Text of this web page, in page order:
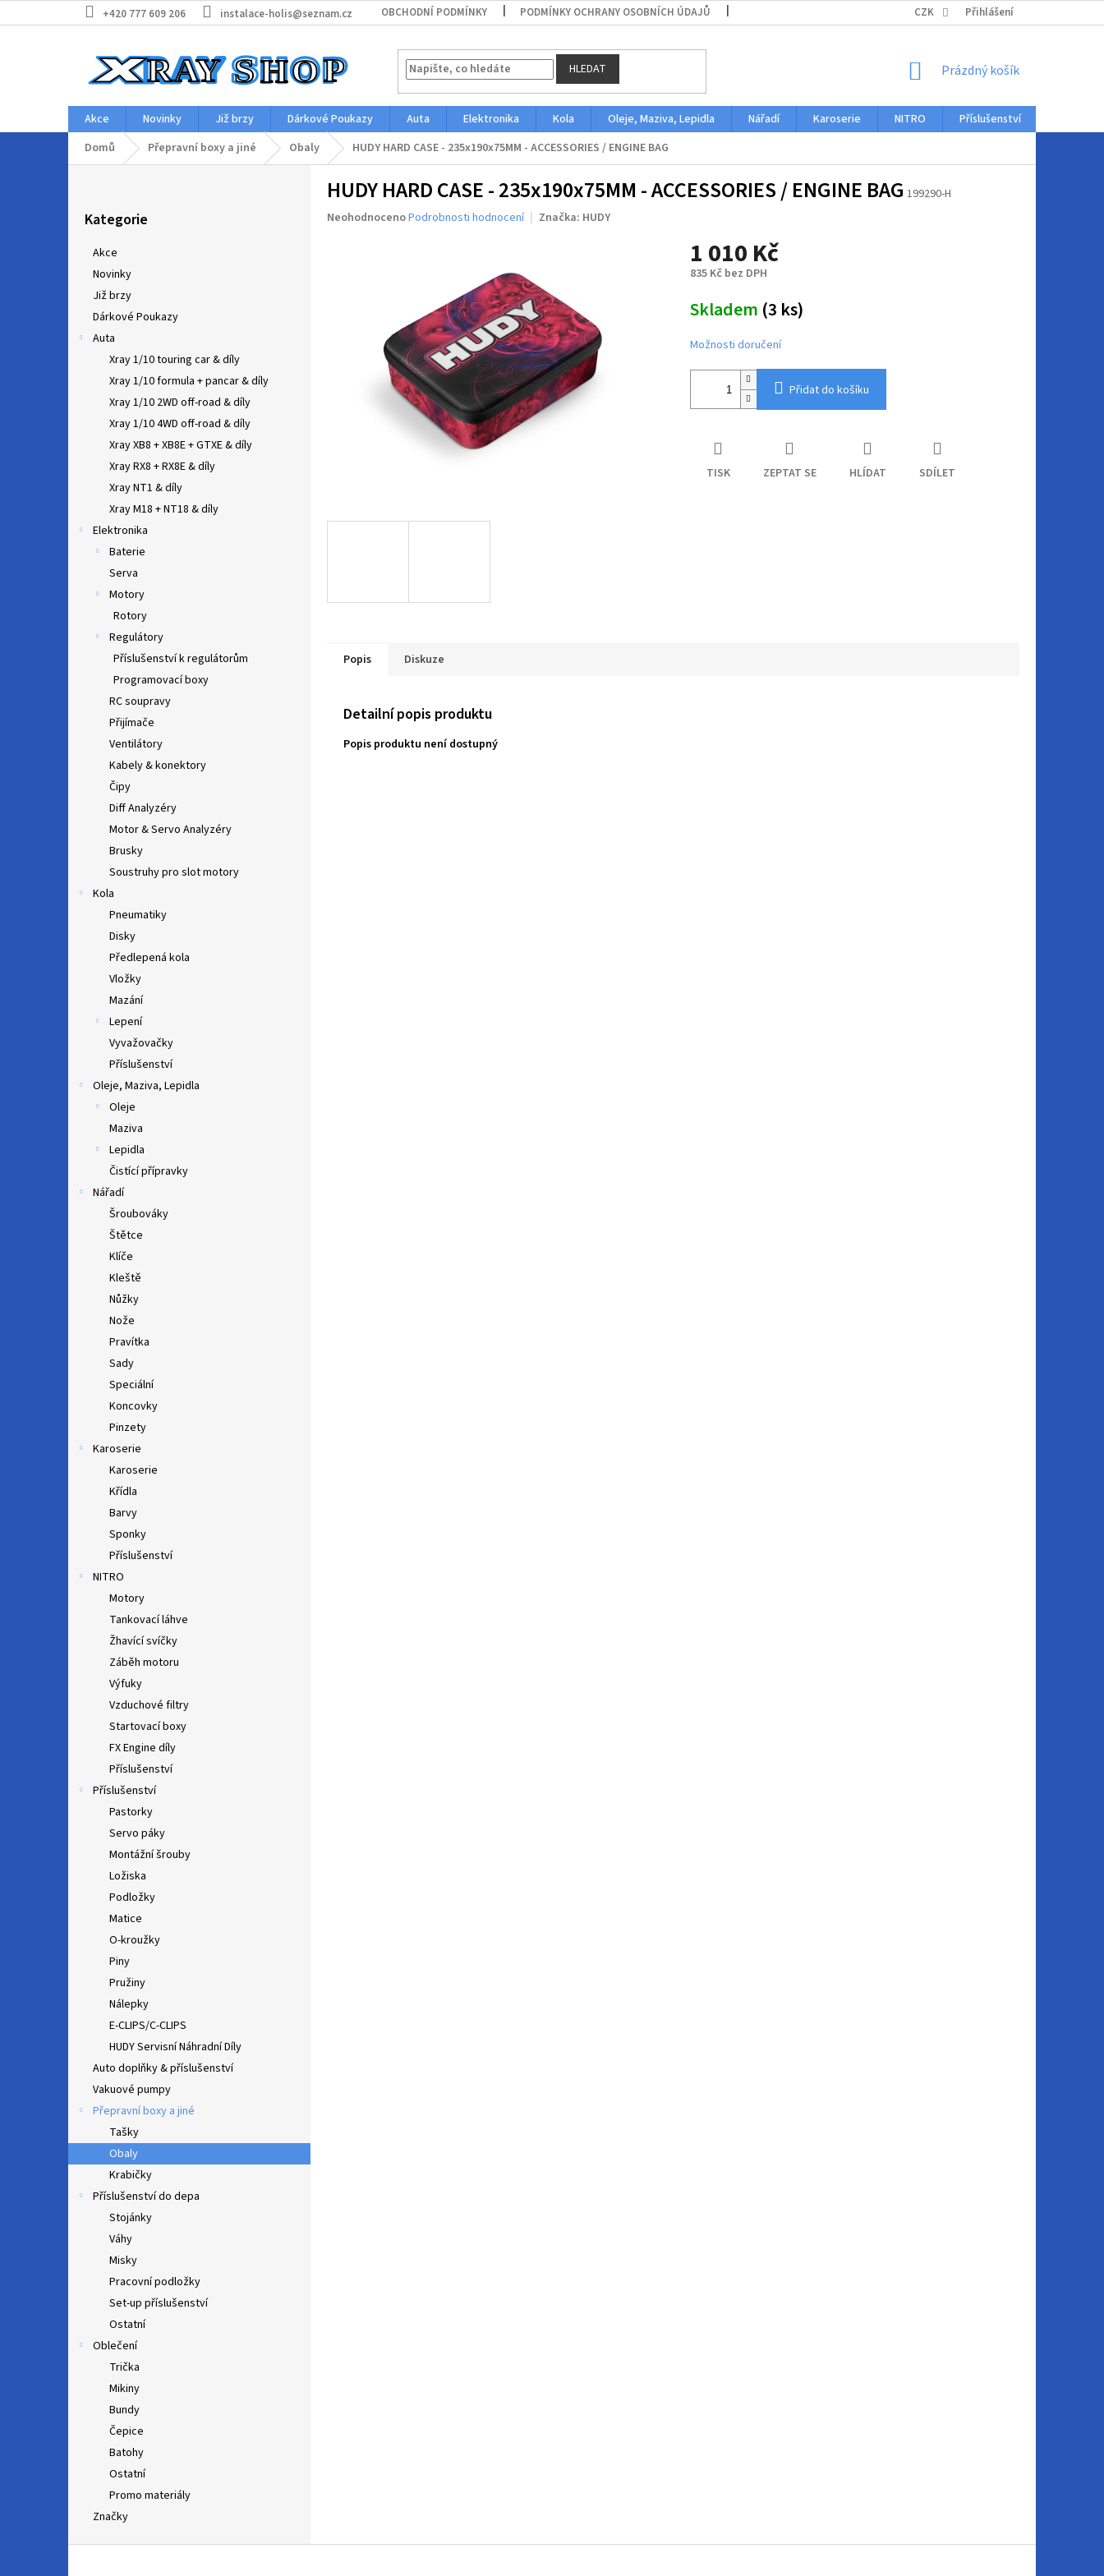
na
+420 777 609 206 instalace-holis@seznam.cz OBCHODNÍ PODMÍNKY PODMÍNKY OCHRANY OSOBNÍCH ÚDAJŮ CZK Přihlášení
HLEDAT
NÁKUPNÍ
Prázdný košík
Akce Novinky Již brzy Dárkové Poukazy Auta Elektronika Kola Oleje, Maziva, Lepidla Nářadí Karoserie NITRO Příslušenství
Domů
Přepravní boxy a jiné Obaly HUDY HARD CASE - 235x190x75MM - ACCESSORIES / ENGINE BAG
kategorie
Kategorie
Akce
Novinky
Již brzy
Dárkové Poukazy
Auta
Xray 1/10 touring car & díly
Xray 1/10 formula + pancar & díly
Xray 1/10 2WD off-road & díly
Xray 1/10 4WD off-road & díly
Xray XB8 + XB8E + GTXE & díly
Xray RX8 + RX8E & díly
Xray NT1 & díly
Xray M18 + NT18 & díly
Elektronika
Baterie
Serva
Motory
Rotory
Regulátory
Příslušenství k regulátorům
Programovací boxy
RC soupravy
Přijímače
Ventilátory
Kabely & konektory
Čipy
Diff Analyzéry
Motor & Servo Analyzéry
Brusky
Soustruhy pro slot motory
Kola
Pneumatiky
Disky
Předlepená kola
Vložky
Mazání
Lepení
Vyvažovačky
Příslušenství
Oleje, Maziva, Lepidla
Oleje
Maziva
Lepidla
Čistící přípravky
Nářadí
Šroubováky
Štětce
Klíče
Kleště
Nůžky
Nože
Pravítka
Sady
Speciální
Koncovky
Pinzety
Karoserie
Karoserie
Křídla
Barvy
Sponky
Příslušenství
NITRO
Motory
Tankovací láhve
Žhavící svíčky
Záběh motoru
Výfuky
Vzduchové filtry
Startovací boxy
FX Engine díly
Příslušenství
Příslušenství
Pastorky
Servo páky
Montážní šrouby
Ložiska
Podložky
Matice
O-kroužky
Piny
Pružiny
Nálepky
E-CLIPS/C-CLIPS
HUDY Servisní Náhradní Díly
Auto doplňky & příslušenství
Vakuové pumpy
Přepravní boxy a jiné
Tašky
Obaly
Krabičky
Příslušenství do depa
Stojánky
Váhy
Misky
Pracovní podložky
Set-up příslušenství
Ostatní
Oblečení
Trička
Mikiny
Bundy
Čepice
Batohy
Ostatní
Promo materiály
Značky
HUDY HARD CASE - 235x190x75MM - ACCESSORIES / ENGINE BAG 199290-H
Průměrné
NeohodnocenoPodrobnosti hodnocení Značka: HUDY
1 010 Kč
835 Kč bez DPH
cena:
Skladem (3 ks)
Možnosti doručení
Přidat do košíku
TISK ZEPTAT SE HLÍDAT SDÍLET
Popis Diskuze
Detailní popis produktu
Popis produktu není dostupný